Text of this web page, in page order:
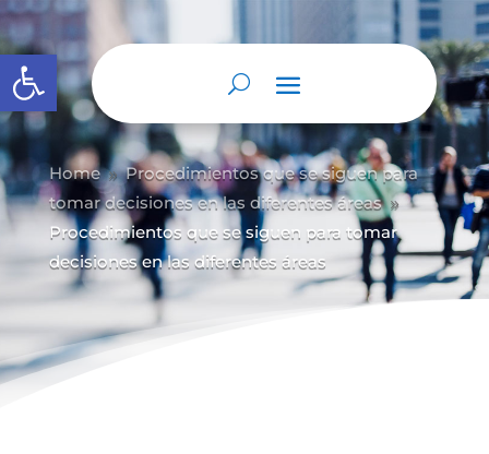
Abrir barra de herramientas
Home 9 Procedimientos que se siguen para
tomar decisiones en las diferentes áreas 9
Procedimientos que se siguen para tomar
decisiones en las diferentes áreas